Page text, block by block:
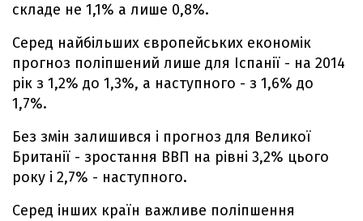
складе не 1,1% а лише 0,8%.
Серед найбільших європейських економік
прогноз поліпшений лише для Іспанії - на 2014
рік з 1,2% до 1,3%, а наступного - з 1,6% до
1,7%.
Без змін залишився і прогноз для Великої
Британії - зростання ВВП на рівні 3,2% цього
року і 2,7% - наступного.
Серед інших країн важливе поліпшення